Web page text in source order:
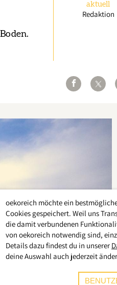
aktuell
Redaktion
oekoreich möchte ein
Cookies gespeichert. Weil uns
die damit verbundenen
von oekoreich notwendig sind,
Details dazu findest du in unserer
deine Auswahl auch jederzeit